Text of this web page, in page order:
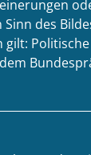
des
gilt: